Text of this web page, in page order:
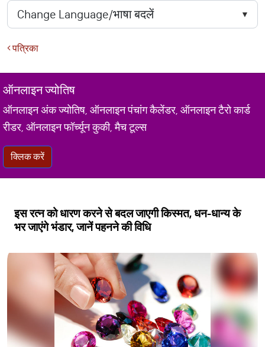
पत्रिका
ऑनलाइन ज्योतिष
ऑनलाइन अंक ज्योतिष, ऑनलाइन पंचांग कैलेंडर, ऑनलाइन टैरो कार्ड
रीडर, ऑनलाइन फॉर्च्यून कुकी, मैच टूल्स
क्लिक करें
इस रत्न को धारण करने से बदल जाएगी किस्मत, धन-धान्य के
भर जाएंगे भंडार, जानें पहनने की विधि